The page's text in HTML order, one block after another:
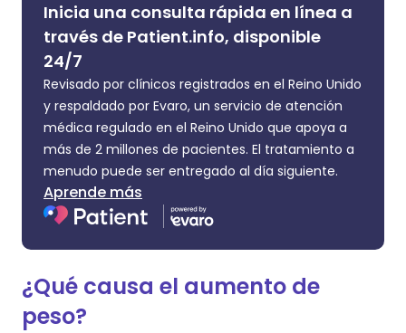
Inicia una consulta rápida en línea a
través de Patient.info, disponible
24/7
Revisado por clínicos registrados en el Reino Unido
y respaldado por Evaro, un servicio de atención
médica regulado en el Reino Unido que apoya a
más de 2 millones de pacientes. El tratamiento a
menudo puede ser entregado al día siguiente.
Aprende más
¿Qué causa el aumento de
peso?